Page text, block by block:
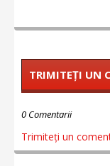
TRIMITEȚI UN
0 Comentarii
Trimiteți un